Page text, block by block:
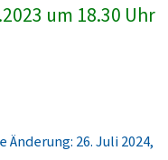
um 18.30 Uhr
Änderung: 26. Juli 2024,